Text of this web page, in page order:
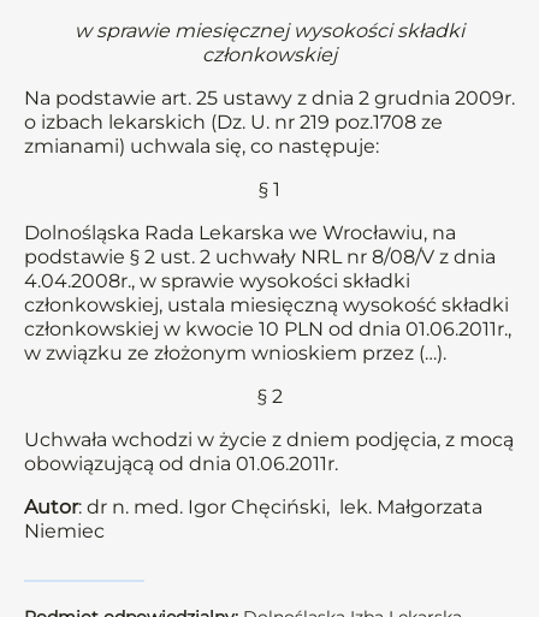
w sprawie miesięcznej wysokości składki
członkowskiej
Na podstawie art. 25 ustawy z dnia 2 grudnia 2009r.
o izbach lekarskich (Dz. U. nr 219 poz.1708 ze
zmianami) uchwala się, co następuje:
§ 1
Dolnośląska Rada Lekarska we Wrocławiu, na
podstawie § 2 ust. 2 uchwały NRL nr 8/08/V z dnia
4.04.2008r., w sprawie wysokości składki
członkowskiej, ustala miesięczną wysokość składki
członkowskiej w kwocie 10 PLN od dnia 01.06.2011r.,
w związku ze złożonym wnioskiem przez (…).
§ 2
Uchwała wchodzi w życie z dniem podjęcia, z mocą
obowiązującą od dnia 01.06.2011r.
Autor: dr n. med. Igor Chęciński, lek. Małgorzata
Niemiec